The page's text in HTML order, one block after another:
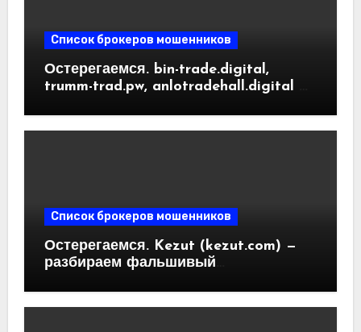
Список брокеров мошенников
Остерегаемся. bin-trade.digital,
trumm-trad.pw, anlotradehall.digital —
криптобирж. Как вернуть деньги.
Список брокеров мошенников
Остерегаемся. Kezut (kezut.com) —
разбираем фальшивый